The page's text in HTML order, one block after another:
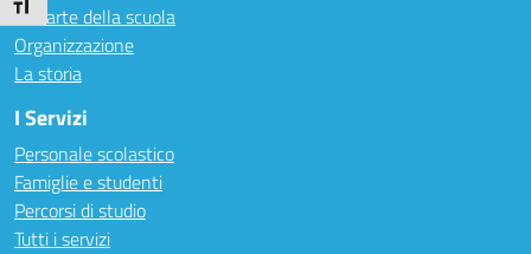
Attiva/disattiva dimensione testo
Le carte della scuola
Organizzazione
La storia
I Servizi
Personale scolastico
Famiglie e studenti
Percorsi di studio
Tutti i servizi